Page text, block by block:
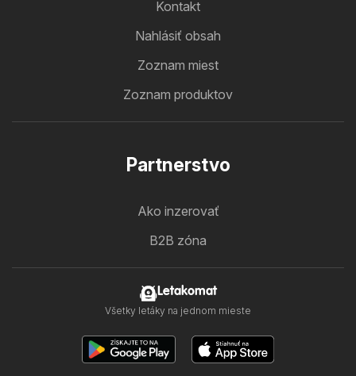
Kontakt
Nahlásiť obsah
Zoznam miest
Zoznam produktov
Partnerstvo
Ako inzerovať
B2B zóna
Letakomat
Všetky letáky na jednom mieste